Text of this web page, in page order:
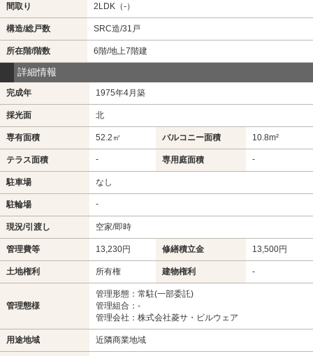
間取り 2LDK（-）
構造/総戸数 SRC造/31戸
所在階/階数 6階/地上7階建
詳細情報
完成年 1975年4月築
採光面 北
専有面積 52.2㎡ バルコニー面積 10.8m²
テラス面積 - 専用庭面積 -
駐車場 なし
駐輪場 -
現況/引渡し 空家/即時
管理費等 13,230円 修繕積立金 13,500円
土地権利 所有権 建物権利 -
管理態様
管理形態：常駐(一部委託)
管理組合：-
管理会社：株式会社菱サ・ビルウェア
用途地域 近隣商業地域